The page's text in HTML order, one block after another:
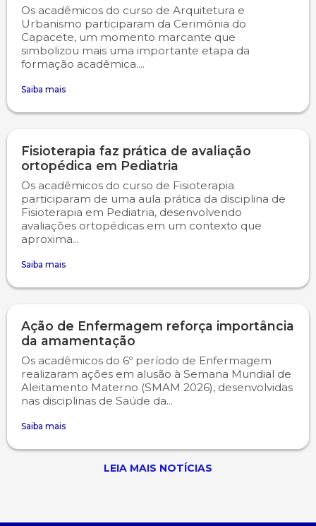
Os acadêmicos do curso de Arquitetura e
Urbanismo participaram da Cerimônia do
Capacete, um momento marcante que
simbolizou mais uma importante etapa da
formação acadêmica....
Saiba mais
Fisioterapia faz prática de avaliação
ortopédica em Pediatria
Os acadêmicos do curso de Fisioterapia
participaram de uma aula prática da disciplina de
Fisioterapia em Pediatria, desenvolvendo
avaliações ortopédicas em um contexto que
aproxima...
Saiba mais
Ação de Enfermagem reforça importância
da amamentação
Os acadêmicos do 6º período de Enfermagem
realizaram ações em alusão à Semana Mundial de
Aleitamento Materno (SMAM 2026), desenvolvidas
nas disciplinas de Saúde da...
Saiba mais
LEIA MAIS NOTÍCIAS